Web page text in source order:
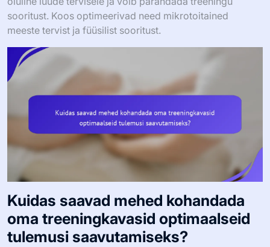
sooritust. Koos optimeerivad need mikrotoitained
meeste tervist ja füüsilist sooritust.
Kuidas saavad mehed kohandada
oma treeningkavasid optimaalseid
tulemusi saavutamiseks?